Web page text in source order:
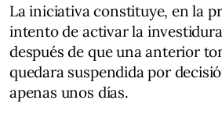
La iniciativa constituye, en la
intento de activar la
después de que una anterior
quedara suspendida por
apenas unos días.